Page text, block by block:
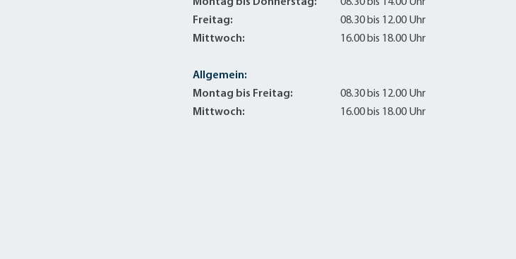
Freitag:
08.30 bis 12.00 Uhr
Mittwoch:
16.00 bis 18.00 Uhr
Allgemein:
Montag bis Freitag:
08.30 bis 12.00 Uhr
Mittwoch:
16.00 bis 18.00 Uhr